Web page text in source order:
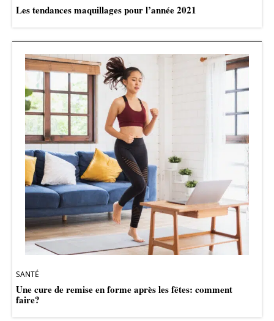
Les tendances maquillages pour l’année 2021
SANTÉ
Une cure de remise en forme après les fêtes: comment
faire?